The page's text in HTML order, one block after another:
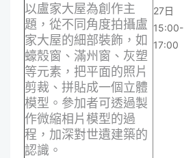
以盧家大屋為創作主
題，從不同角度拍攝盧
家大屋的細部裝飾，如
蠔殼窗、滿州窗、灰塑
等元素，把平面的照片
剪裁、拼貼成一個立體
模型。參加者可透過製
作微縮相片模型的過
程，加深對世遺建築的
認識。
27日
15:00-
17:00